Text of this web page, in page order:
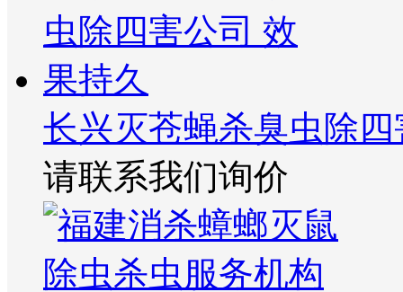
长兴灭苍蝇杀臭虫除
请联系我们询价